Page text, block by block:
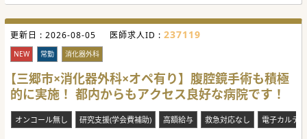
【募集背景】
■周辺の大学病院だけでは賄いきれない救急搬送患者の対応
を行える病院としての立ち位置を確固たるものとする為。
■周辺地域に求められる365日救急受け入れ可能な体制維持
と急性期病院としての更なる発展を目指して。
■科の垣根を越えた診療体制を構築し、地域や時代に沿った
診療を行っていく病院であり続ける為。
【職場環境と雰囲気】
■若手から中堅どころまで、バランスの取れた医師体制。
■託児所の整備や事務作業者の配置など、勤務医師の負担軽
減に取り組み、仕事と生活の両立が可能な環境づくりをして
います。
■最寄駅から徒歩で通勤可能な総合病院。埼玉県内はもちろ
更新日 : 2026-08-05 医師求人ID : 237119
NEW 常勤 消化器外科
【三郷市×消化器外科×オペ有り】腹腔鏡手術も積極
的に実施！ 都内からもアクセス良好な病院です！
オンコール無し 研究支援(学会費補助) 高額給与 救急対応なし 電子カルテ